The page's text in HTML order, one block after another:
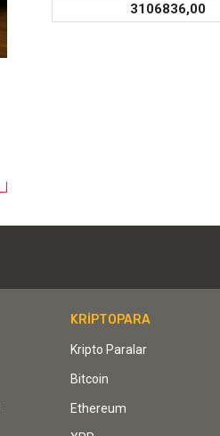
3106836,00
KRİPTOPARA
Kripto Paralar
Bitcoin
Ethereum